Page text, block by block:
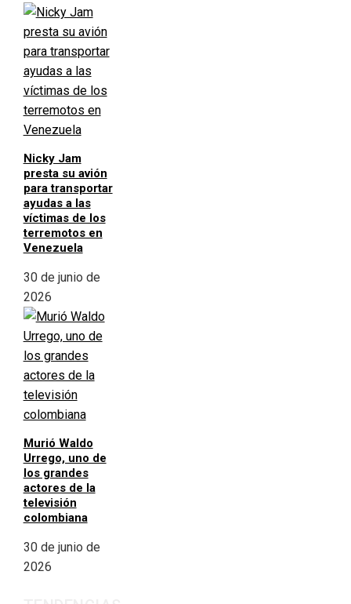
Nicky Jam
presta su avión
para transportar
ayudas a las
víctimas de los
terremotos en
Venezuela
30 de junio de
2026
Murió Waldo
Urrego, uno de
los grandes
actores de la
televisión
colombiana
30 de junio de
2026